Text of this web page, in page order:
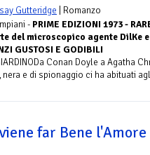
Gutteridge | Romanzo
- PRIME EDIZIONI 1973 -
del microscopico agente DilKe
GUSTOSI E GODIBILI
Conan Doyle a Agatha
e di spionaggio ci ha abituati
far Bene l'Amore